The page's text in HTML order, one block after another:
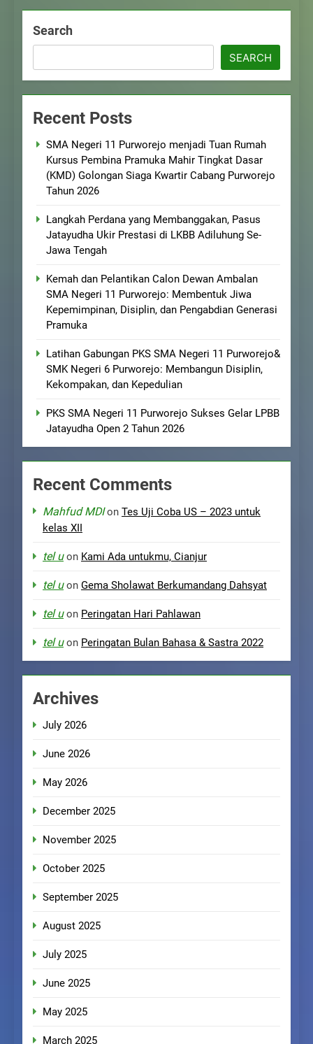
Search
SEARCH
Recent Posts
SMA Negeri 11 Purworejo menjadi Tuan Rumah
Kursus Pembina Pramuka Mahir Tingkat Dasar
(KMD) Golongan Siaga Kwartir Cabang Purworejo
Tahun 2026
Langkah Perdana yang Membanggakan, Pasus
Jatayudha Ukir Prestasi di LKBB Adiluhung Se-
Jawa Tengah
Kemah dan Pelantikan Calon Dewan Ambalan
SMA Negeri 11 Purworejo: Membentuk Jiwa
Kepemimpinan, Disiplin, dan Pengabdian Generasi
Pramuka
Latihan Gabungan PKS SMA Negeri 11 Purworejo&
SMK Negeri 6 Purworejo: Membangun Disiplin,
Kekompakan, dan Kepedulian
PKS SMA Negeri 11 Purworejo Sukses Gelar LPBB
Jatayudha Open 2 Tahun 2026
Recent Comments
Mahfud MDIon Tes Uji Coba US – 2023 untuk
kelas XII
tel uon Kami Ada untukmu, Cianjur
tel uon Gema Sholawat Berkumandang Dahsyat
tel uon Peringatan Hari Pahlawan
tel uon Peringatan Bulan Bahasa & Sastra 2022
Archives
July 2026
June 2026
May 2026
December 2025
November 2025
October 2025
September 2025
August 2025
July 2025
June 2025
May 2025
March 2025